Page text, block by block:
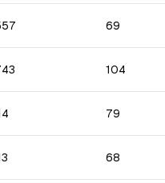
69
104
79
68